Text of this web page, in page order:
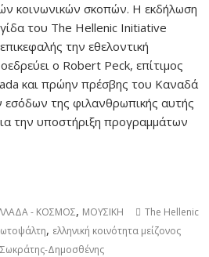
κοινωνικών σκοπών. Η εκδήλωση
του The Hellenic Initiative
την εθελοντική
ο Robert Peck, επίτιμος
και πρώην πρέσβης του Καναδά
της φιλανθρωπικής αυτής
την υποστήριξη προγραμμάτων
- ΚΟΣΜΟΣ, ΜΟΥΣΙΚΗ
The Hellenic
, ελληνική κοινότητα μείζονος
Δημοσθένης